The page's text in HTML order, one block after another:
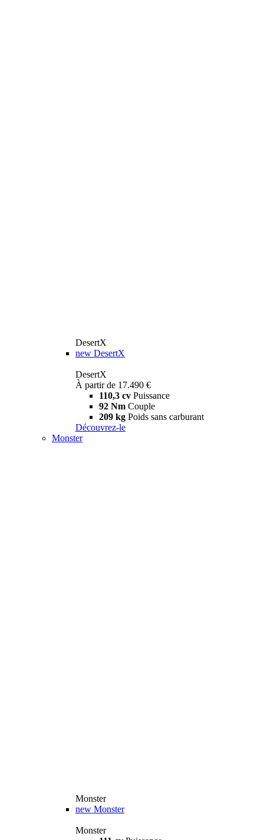
DesertX
new DesertX
DesertX
À partir de 17.490 €
110,3 cv Puissance
92 Nm Couple
209 kg Poids sans carburant
Découvrez-le
Monster
Monster
new Monster
Monster